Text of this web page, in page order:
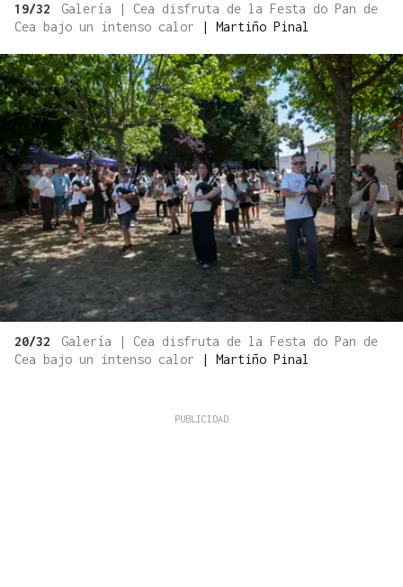
19/32
Galería | Cea disfruta de la Festa do Pan de
Cea bajo un intenso calor
| Martiño Pinal
20/32
Galería | Cea disfruta de la Festa do Pan de
Cea bajo un intenso calor
| Martiño Pinal